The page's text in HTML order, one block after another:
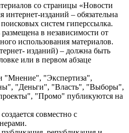
со страницы «Новости
изданий – обязательна
систем гиперссылка.
в независимости от
использования материалов.
изданий) – должна быть
или в первом абзаце
"Мнение", "Экспертиза",
"Деньги", "Власть", "Выборы",
"Промо" публикуются на
совместно с